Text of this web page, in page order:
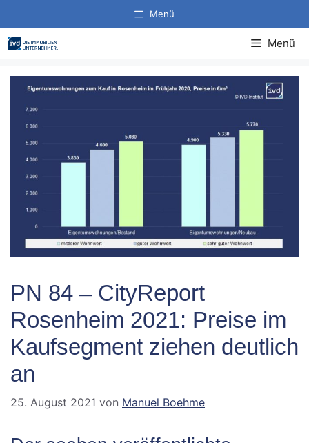
Inhalt
springen
Menü
Menü
PN 84 – CityReport
Rosenheim 2021: Preise im
Kaufsegment ziehen deutlich
an
25. August 2021 von Manuel Boehme